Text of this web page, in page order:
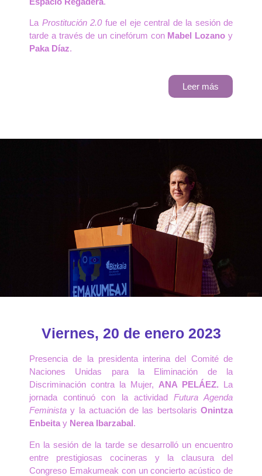
La Prostitución 2.0fue el eje central de la sesión de
tarde a través de un cinefórum con Mabel Lozano y
Paka Díaz.
Leer más
Viernes, 20 de enero 2023
Presencia de la presidenta interina del Comité de
Naciones Unidas para la Eliminación de la
Discriminación contra la Mujer, ANA PELÁEZ. La
jornada continuó con la actividad Futura Agenda
Feministay la actuación de las bertsolarisOnintza
Enbeitay Nerea Ibarzabal.
En la sesión de la tarde se desarrolló un encuentro
entre prestigiosas cocineras y la clausura del
Congreso Emakumeak con un concierto acústico de